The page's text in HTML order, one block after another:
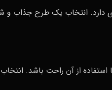
دارد. انتخاب یک طرح جذاب و
از آن راحت باشد. انتخاب